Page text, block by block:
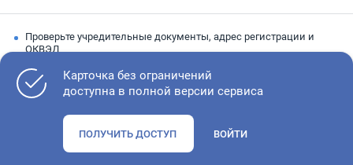
Проверьте учредительные документы, адрес регистрации и
ОКВЭД
Запросите выписку из ЕГРЮЛ
Изучите финансовые показатели
Проверьте судебную активность и наличие долгов по
исполнительным производствам
Карточка без ограничений
доступна в полной версии сервиса
ПОЛУЧИТЬ ДОСТУП ВОЙТИ